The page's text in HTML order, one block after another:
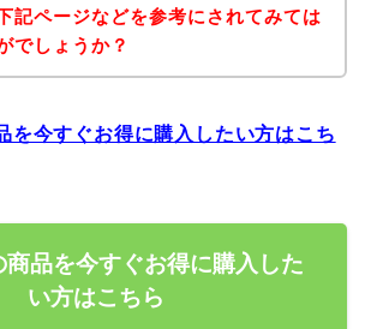
記ページなどを参考にされてみては
でしょうか？
を今すぐお得に購入したい方はこち
品を今すぐお得に購入した
い方はこちら